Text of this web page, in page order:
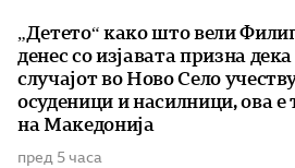
„Детето“ како што вели
денес со изјавата призна
случајот во Ново Село
осуденици и насилници, ова е
на Македонија
пред 5 часа